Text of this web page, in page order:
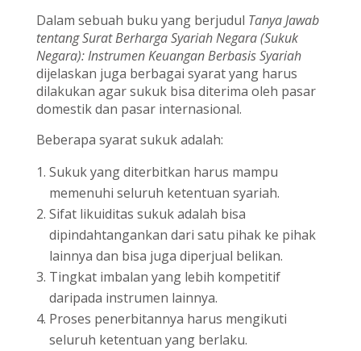
Dalam sebuah buku yang berjudul Tanya Jawab
tentang Surat Berharga Syariah Negara (Sukuk
Negara): Instrumen Keuangan Berbasis Syariah
dijelaskan juga berbagai syarat yang harus
dilakukan agar sukuk bisa diterima oleh pasar
domestik dan pasar internasional.
Beberapa syarat sukuk adalah:
Sukuk yang diterbitkan harus mampu
memenuhi seluruh ketentuan syariah.
Sifat likuiditas sukuk adalah bisa
dipindahtangankan dari satu pihak ke pihak
lainnya dan bisa juga diperjual belikan.
Tingkat imbalan yang lebih kompetitif
daripada instrumen lainnya.
Proses penerbitannya harus mengikuti
seluruh ketentuan yang berlaku.